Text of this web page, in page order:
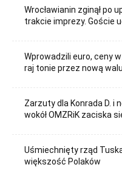
Wrocławianin zginął po
trakcie imprezy. Goście
Wprowadzili euro, ceny
raj tonie przez nową
Zarzuty dla Konrada D. i
wokół OMZRiK zaciska
Uśmiechnięty rząd
większość Polaków